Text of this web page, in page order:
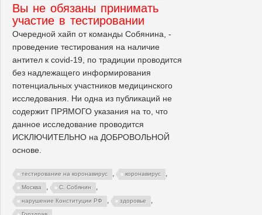
Вы не обязаны принимать
участие в тестировании
Очередной хайп от команды Собянина, -
проведение тестирования на наличие
антител к covid-19, по традиции проводится
без надлежащего информирования
потенциальных участников медицинского
исследования. Ни одна из публикаций не
содержит ПРЯМОГО указания на то, что
данное исследование проводится
ИСКЛЮЧИТЕЛЬНО на ДОБРОВОЛЬНОЙ
основе.
тестирование на коронавирус , коронавирус ,
Москва , С. Собянин ,
нарушение Конституции РФ , здоровье ,